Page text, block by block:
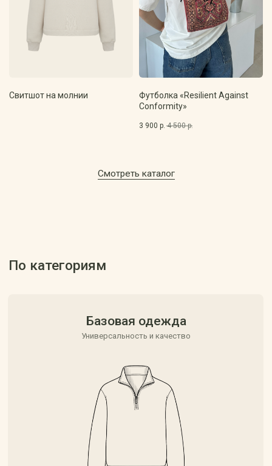
Свитшот на молнии
Футболка «Resilient Against
Conformity»
3 900 р. 4 500 р.
Смотреть коллекцию
От младенцев до подростков
Смотреть коллекцию